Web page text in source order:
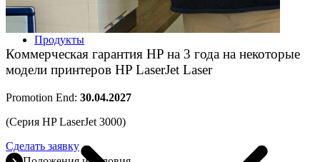
Продукты
Коммерческая гарантия HP на 3 года на некоторые
модели принтеров HP LaserJet Laser
Promotion End: 30.04.2027
(Серия HP LaserJet 3000)
Сделать заявку